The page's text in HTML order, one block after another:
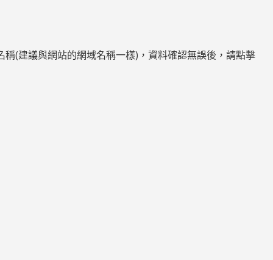
(建議與網站的網域名稱一樣)，資料確認無誤後，請點擊